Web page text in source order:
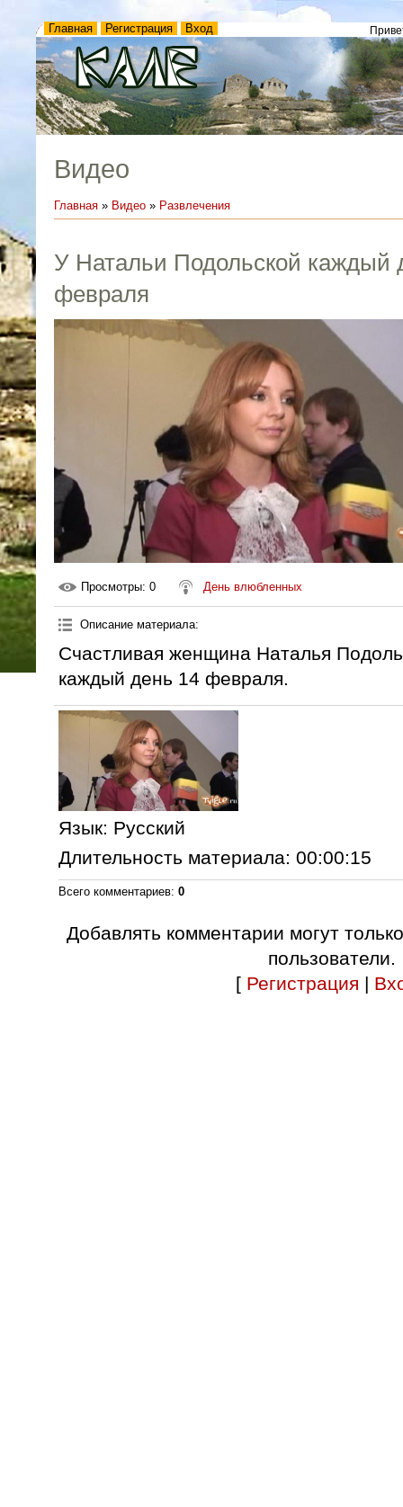
Главная Регистрация Вход
Видео
Главная » Видео » Развлечения
У Натальи Подольской каждый
февраля
Просмотры: 0 День влюбленных
Описание материала:
Счастливая женщина Наталья
каждый день 14 февраля.
Язык: Русский
Длительность материала: 00:00:15
Всего комментариев: 0
Добавлять комментарии могут
пользователи.
[ Регистрация |